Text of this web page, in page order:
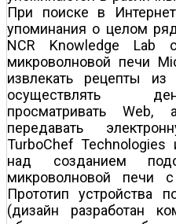
При поиске в
упоминания о целом
NCR Knowledge Lab
микроволновой печи
извлекать рецепты из
осуществлять
просматривать
передавать
TurboChef Technologies
над созданием
микроволновой печи
Прототип устройства
(дизайн разработан